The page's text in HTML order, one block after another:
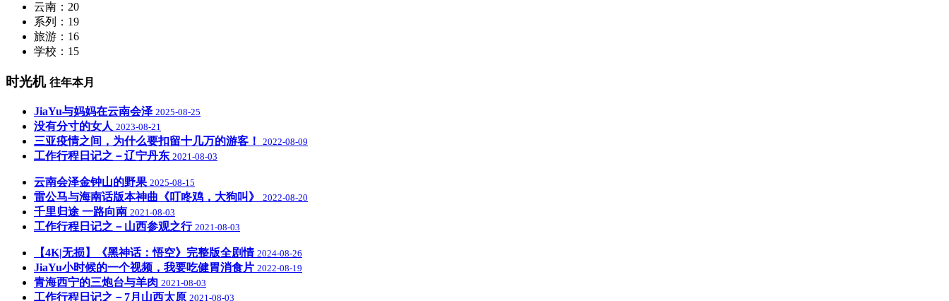
云南：20
系列：19
旅游：16
学校：15
时光机 往年本月
JiaYu与妈妈在云南会泽 2025-08-25
没有分寸的女人 2023-08-21
三亚疫情之间，为什么要扣留十几万的游客！ 2022-08-09
工作行程日记之－辽宁丹东 2021-08-03
云南会泽金钟山的野果 2025-08-15
雷公马与海南话版本神曲《叮咚鸡，大狗叫》 2022-08-20
千里归途 一路向南 2021-08-03
工作行程日记之－山西参观之行 2021-08-03
【4K|无损】《黑神话：悟空》完整版全剧情 2024-08-26
JiaYu小时候的一个视频，我要吃健胃消食片 2022-08-19
青海西宁的三炮台与羊肉 2021-08-03
工作行程日记之－7月山西太原 2021-08-03